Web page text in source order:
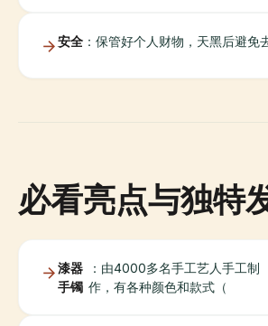
安全 ：保管好个人财物，天黑后避免
必看亮点与独特
漆器
手镯
：由4000多名手工艺人手工制
作，有各种颜色和款式（